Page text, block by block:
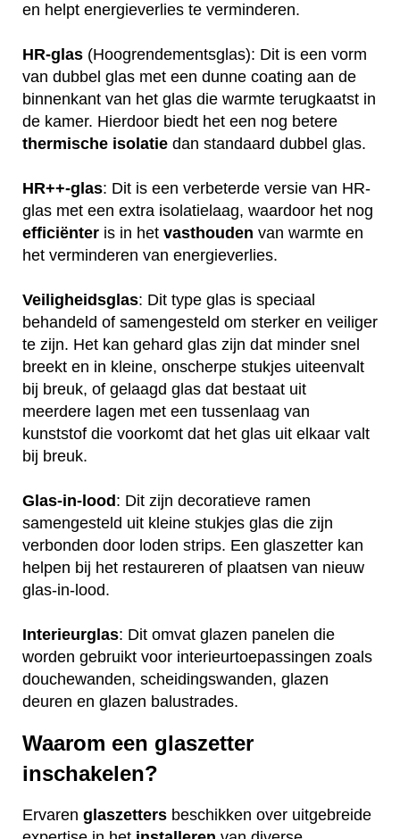
en helpt energieverlies te verminderen.
HR-glas (Hoogrendementsglas): Dit is een vorm
van dubbel glas met een dunne coating aan de
binnenkant van het glas die warmte terugkaatst in
de kamer. Hierdoor biedt het een nog betere
thermische isolatie dan standaard dubbel glas.
HR++-glas: Dit is een verbeterde versie van HR-
glas met een extra isolatielaag, waardoor het nog
efficiënter is in het vasthouden van warmte en
het verminderen van energieverlies.
Veiligheidsglas: Dit type glas is speciaal
behandeld of samengesteld om sterker en veiliger
te zijn. Het kan gehard glas zijn dat minder snel
breekt en in kleine, onscherpe stukjes uiteenvalt
bij breuk, of gelaagd glas dat bestaat uit
meerdere lagen met een tussenlaag van
kunststof die voorkomt dat het glas uit elkaar valt
bij breuk.
Glas-in-lood : Dit zijn decoratieve ramen
samengesteld uit kleine stukjes glas die zijn
verbonden door loden strips. Een glaszetter kan
helpen bij het restaureren of plaatsen van nieuw
glas-in-lood.
Interieurglas: Dit omvat glazen panelen die
worden gebruikt voor interieurtoepassingen zoals
douchewanden, scheidingswanden, glazen
deuren en glazen balustrades.
Waarom een glaszetter
inschakelen?
Ervaren glaszetters beschikken over uitgebreide